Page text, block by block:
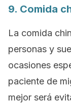
9. Comida
La comida
personas y
ocasiones
paciente de
mejor será